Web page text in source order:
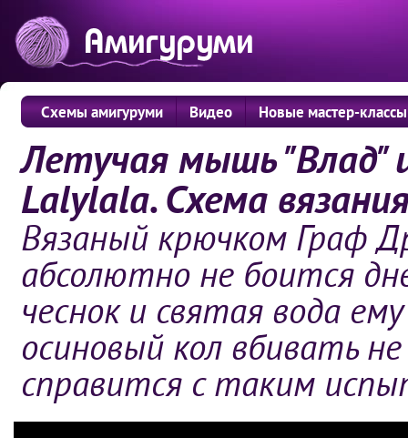
Схемы амигуруми Видео Новые мастер-классы
Летучая мышь "Влад"
Lalylala. Схема
Вязаный крючком Граф
абсолютно не боится
чеснок и святая вода
осиновый кол вбивать
справится с таким